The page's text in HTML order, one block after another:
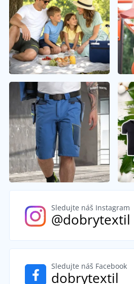
Sledujte náš Instagram
@dobrytextil
Sledujte náš Facebook
dobrytextil